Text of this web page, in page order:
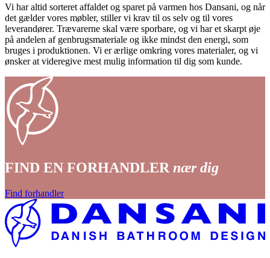
Vi har altid sorteret affaldet og sparet på varmen hos Dansani, og når
det gælder vores møbler, stiller vi krav til os selv og til vores
leverandører. Trævarerne skal være sporbare, og vi har et skarpt øje
på andelen af genbrugsmateriale og ikke mindst den energi, som
bruges i produktionen. Vi er ærlige omkring vores materialer, og vi
ønsker at videregive mest mulig information til dig som kunde.
FIND EN FORHANDLER nær dig
Find forhandler